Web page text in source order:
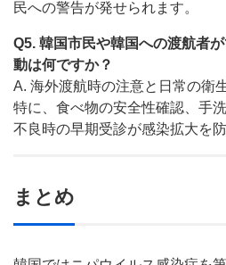
民への警告が発せられます。
Q5. 韓国市民や韓国への渡航者
動は何ですか？
A. 海外渡航時の注意と日常の衛
特に、食べ物の安全性確認、手
不良時の早期受診が感染拡大を
まとめ